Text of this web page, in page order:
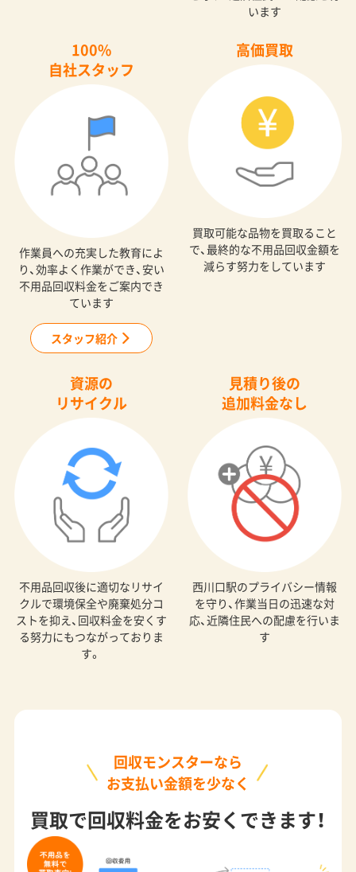
います
100%
自社スタッフ
作業員への充実した教育によ
り、効率よく作業ができ、安い
不用品回収料金をご案内でき
ています
スタッフ紹介
高価買取
買取可能な品物を買取ること
で、最終的な不用品回収金額を
減らす努力をしています
資源の
リサイクル
不用品回収後に適切なリサイ
クルで環境保全や廃棄処分コ
ストを抑え、回収料金を安くす
る努力にもつながっておりま
す。
見積り後の
追加料金なし
西川口駅のプライバシー情報
を守り、作業当日の迅速な対
応、近隣住民への配慮を行いま
す
回収モンスターなら
お支払い金額を少なく
買取で回収料金をお安くできます！